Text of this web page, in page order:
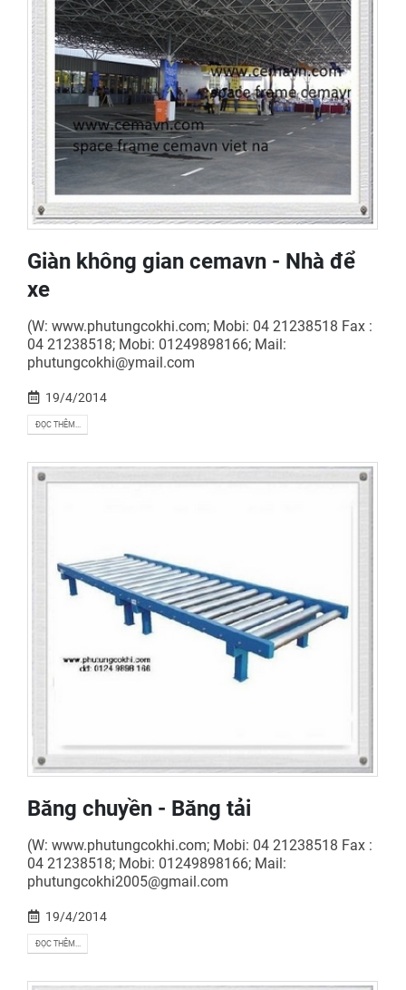
Giàn không gian cemavn - Nhà để
xe
(W: www.phutungcokhi.com; Mobi: 04 21238518 Fax :
04 21238518; Mobi: 01249898166; Mail:
phutungcokhi@ymail.com
19/4/2014
ĐỌC THÊM...
Băng chuyền - Băng tải
(W: www.phutungcokhi.com; Mobi: 04 21238518 Fax :
04 21238518; Mobi: 01249898166; Mail:
phutungcokhi2005@gmail.com
19/4/2014
ĐỌC THÊM...